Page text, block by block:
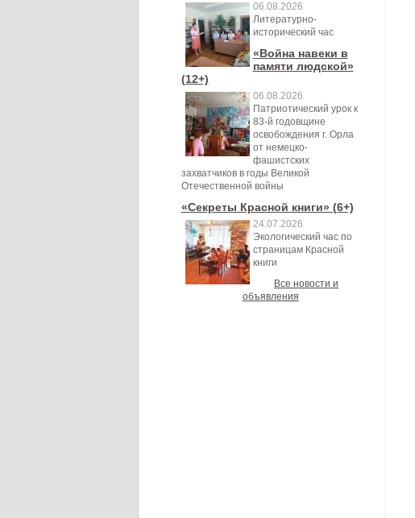
06.08.2026
Литературно-
исторический час
«Война навеки в
памяти людской»
(12+)
06.08.2026
Патриотический урок к
83-й годовщине
освобождения г. Орла
от немецко-
фашистских
захватчиков в годы Великой
Отечественной войны
«Секреты Красной книги» (6+)
24.07.2026
Экологический час по
страницам Красной
книги
Все новости и
объявления